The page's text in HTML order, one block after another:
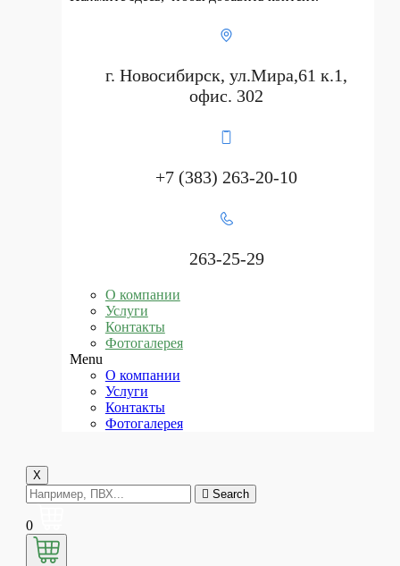
Тенты для отдыха
Тенты для бетона
Термомат электрический тип ТЭМС
Строительный утепленный
брезентовый
Строительный утепленный Оксфорд
Menu
Термомат электрический тип ТЭМС
Мат строительный для бетона
Строительный утепленный
г. Новосибирск, ул.Мира,61 к.1,
офис. 302
+7 (383) 263-20-10
263-25-29
О компании
Услуги
Контакты
Фотогалерея
Menu
О компании
Услуги
Контакты
Фотогалерея
X
Search
0